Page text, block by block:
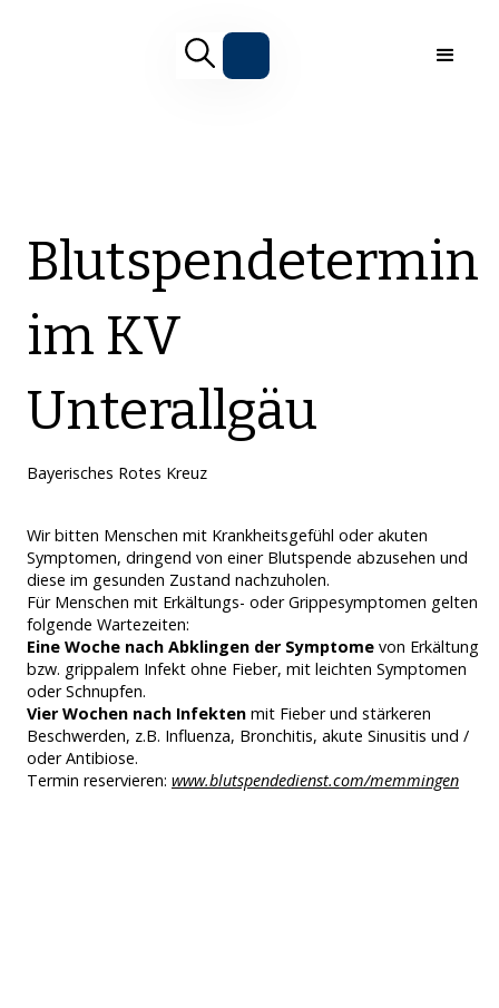
Blutspendetermin
im KV
Unterallgäu
Bayerisches Rotes Kreuz
Wir bitten Menschen mit Krankheitsgefühl oder akuten
Symptomen, dringend von einer Blutspende abzusehen und
diese im gesunden Zustand nachzuholen.
Für Menschen mit Erkältungs- oder Grippesymptomen gelten
folgende Wartezeiten:
Eine Woche nach Abklingen der Symptome von Erkältung
bzw. grippalem Infekt ohne Fieber, mit leichten Symptomen
oder Schnupfen.
Vier Wochen nach Infekten mit Fieber und stärkeren
Beschwerden, z.B. Influenza, Bronchitis, akute Sinusitis und /
oder Antibiose.
Termin reservieren: www.blutspendedienst.com/memmingen